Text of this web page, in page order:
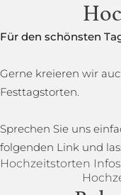
Für den schönsten
Gerne kreieren wir
Festtagstorten.
Sprechen Sie uns
folgenden Link und
Hochzeitstorten